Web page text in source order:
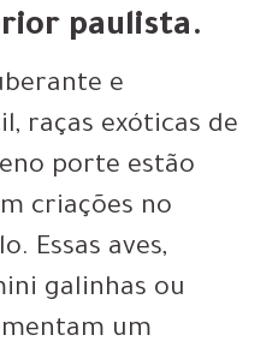
paulista.
e
raças exóticas de
porte estão
criações no
Essas aves,
galinhas ou
um